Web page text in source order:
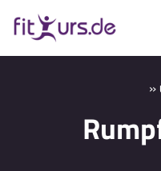
Inhalt
springen
»